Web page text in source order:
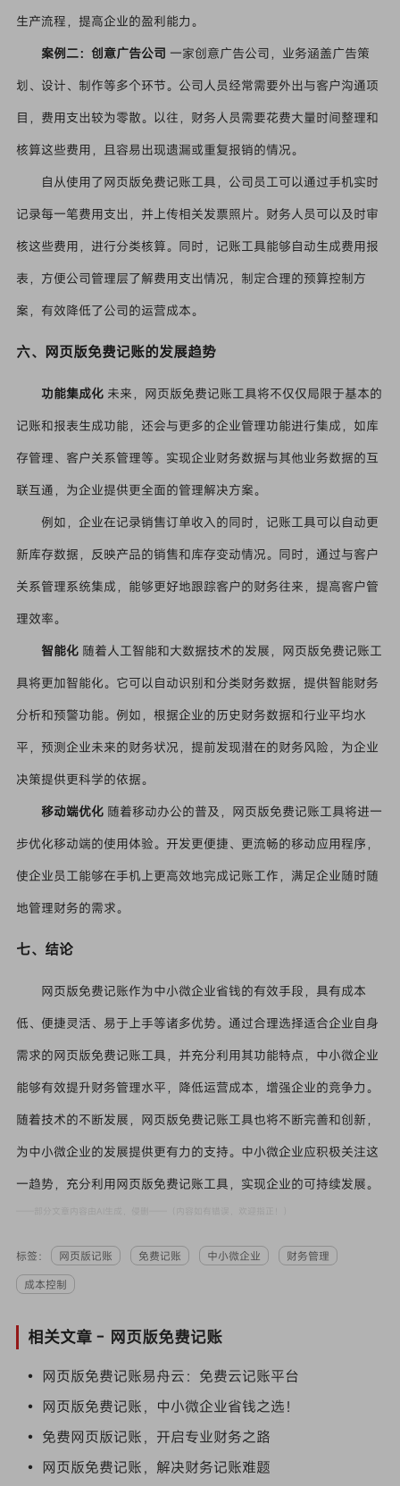
生产流程，提高企业的盈利能力。
案例二：创意广告公司 一家创意广告公司，业务涵盖广告策
划、设计、制作等多个环节。公司人员经常需要外出与客户沟通项
目，费用支出较为零散。以往，财务人员需要花费大量时间整理和
核算这些费用，且容易出现遗漏或重复报销的情况。
自从使用了网页版免费记账工具，公司员工可以通过手机实时
记录每一笔费用支出，并上传相关发票照片。财务人员可以及时审
核这些费用，进行分类核算。同时，记账工具能够自动生成费用报
表，方便公司管理层了解费用支出情况，制定合理的预算控制方
案，有效降低了公司的运营成本。
六、网页版免费记账的发展趋势
功能集成化未来，网页版免费记账工具将不仅仅局限于基本的
记账和报表生成功能，还会与更多的企业管理功能进行集成，如库
存管理、客户关系管理等。实现企业财务数据与其他业务数据的互
联互通，为企业提供更全面的管理解决方案。
例如，企业在记录销售订单收入的同时，记账工具可以自动更
新库存数据，反映产品的销售和库存变动情况。同时，通过与客户
关系管理系统集成，能够更好地跟踪客户的财务往来，提高客户管
理效率。
智能化随着人工智能和大数据技术的发展，网页版免费记账工
具将更加智能化。它可以自动识别和分类财务数据，提供智能财务
分析和预警功能。例如，根据企业的历史财务数据和行业平均水
平，预测企业未来的财务状况，提前发现潜在的财务风险，为企业
决策提供更科学的依据。
移动端优化随着移动办公的普及，网页版免费记账工具将进一
步优化移动端的使用体验。开发更便捷、更流畅的移动应用程序，
使企业员工能够在手机上更高效地完成记账工作，满足企业随时随
地管理财务的需求。
七、结论
网页版免费记账作为中小微企业省钱的有效手段，具有成本
低、便捷灵活、易于上手等诸多优势。通过合理选择适合企业自身
需求的网页版免费记账工具，并充分利用其功能特点，中小微企业
能够有效提升财务管理水平，降低运营成本，增强企业的竞争力。
随着技术的不断发展，网页版免费记账工具也将不断完善和创新，
为中小微企业的发展提供更有力的支持。中小微企业应积极关注这
一趋势，充分利用网页版免费记账工具，实现企业的可持续发展。
标签： 网页版记账 免费记账 中小微企业
财务管理
成本控制
相关文章 - 网页版免费记账
• 网页版免费记账易舟云：免费云记账平台
• 网页版免费记账，中小微企业省钱之选！
• 免费网页版记账，开启专业财务之路
• 网页版免费记账，解决财务记账难题